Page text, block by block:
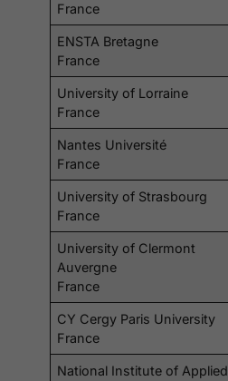
France
ENSTA Bretagne
France
University of Lorraine
France
Nantes Université
France
University of Strasbourg
France
University of Clermont
Auvergne
France
CY Cergy Paris University
France
National Institute of Applied